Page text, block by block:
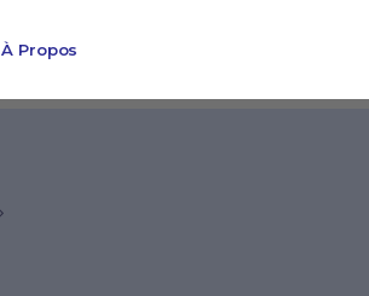
À Propos